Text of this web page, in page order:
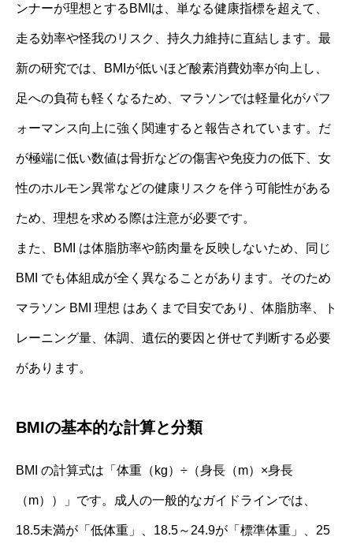
ンナーが理想とするBMIは、単なる健康指標を超えて、
走る効率や怪我のリスク、持久力維持に直結します。最
新の研究では、BMIが低いほど酸素消費効率が向上し、
足への負荷も軽くなるため、マラソンでは軽量化がパフ
ォーマンス向上に強く関連すると報告されています。だ
が極端に低い数値は骨折などの傷害や免疫力の低下、女
性のホルモン異常などの健康リスクを伴う可能性がある
ため、理想を求める際は注意が必要です。
また、BMI は体脂肪率や筋肉量を反映しないため、同じ
BMI でも体組成が全く異なることがあります。そのため
マラソン BMI 理想 はあくまで目安であり、体脂肪率、ト
レーニング量、体調、遺伝的要因と併せて判断する必要
があります。
BMIの基本的な計算と分類
BMI の計算式は「体重（kg）÷（身長（m）×身長
（m））」です。成人の一般的なガイドラインでは、
18.5未満が「低体重」、18.5～24.9が「標準体重」、25